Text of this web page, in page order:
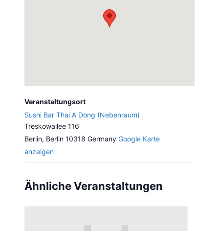
Veranstaltungsort
Sushi Bar Thai A Dong (Nebenraum)
Treskowallee 116
Berlin, Berlin 10318 Germany Google Karte
anzeigen
Ähnliche Veranstaltungen